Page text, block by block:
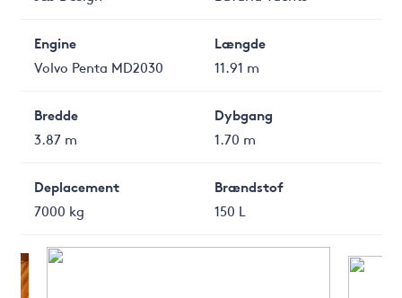
Engine
Volvo Penta MD2030
Længde
11.91 m
Bredde
3.87 m
Dybgang
1.70 m
Deplacement
7000 kg
Brændstof
150 L